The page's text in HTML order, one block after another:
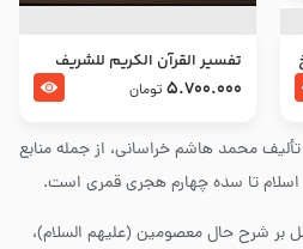
محمد هاشم خراسانی، از جمله منابع
اسلام تا سده چهارم هجری قمری است.
بر شرح حال معصومین (علیهم السلام)،
تفسير القرآن الكريم للشريف
المرتضي قدس سرّه
5.700.000 تومان